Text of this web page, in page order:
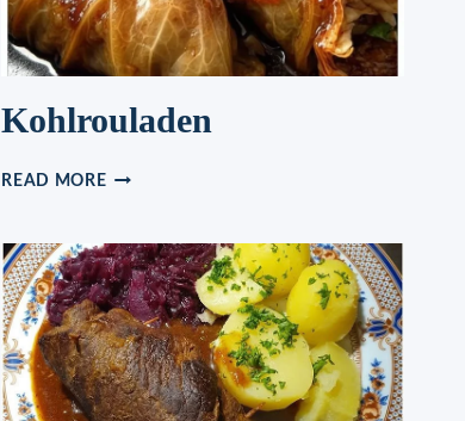
Kohlrouladen
READ MOREKOHLROULADEN